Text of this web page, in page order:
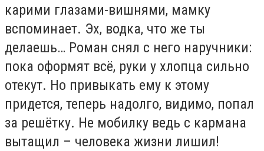
карими глазами-вишнями, мамку
вспоминает. Эх, водка, что же ты
делаешь… Роман снял с него наручники:
пока оформят всё, руки у хлопца сильно
отекут. Но привыкать ему к этому
придется, теперь надолго, видимо, попал
за решётку. Не мобилку ведь с кармана
вытащил – человека жизни лишил!